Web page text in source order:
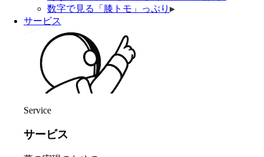
数字で見る「膝トモ」っぷり
サービス
Service
サービス